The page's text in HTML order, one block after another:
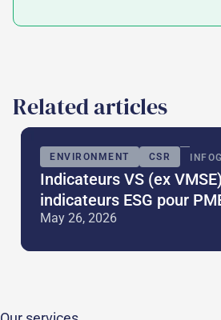
Related articles
ENVIRONMENT CSR
Indicateurs VS (ex
indicateurs ESG pour
May 26, 2026